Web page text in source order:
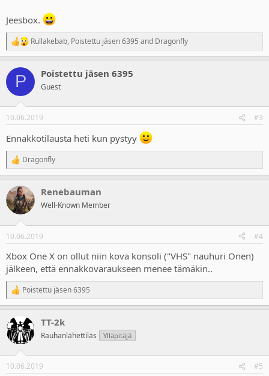
Jeesbox.
R
e
c
i
s
Rullakebab, Poistettu jäsen 6395 and Dragonfly
P Poistettu jäsen 6395
Guest
10.06.2019 #3
Ennakkotilausta heti kun pystyy
R
e
c
t
i
s
Dragonfly
Renebauman
Well-Known Member
10.06.2019 #4
Xbox One X on ollut niin kova konsoli ("VHS" nauhuri Onen)
jälkeen, että ennakkovaraukseen menee tämäkin..
R
e
c
t
i
s
Poistettu jäsen 6395
TT-2k
Rauhanlähettiläs Ylläpitäjä
10.06.2019 #5